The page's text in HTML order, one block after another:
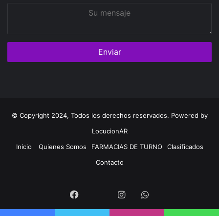
© Copyright 2024, Todos los derechos reservados. Powered by
LocucionAR
Inicio
Quienes Somos FARMACIAS DE TURNO
Clasificados
Contacto
Facebook InstagramWhatsapp